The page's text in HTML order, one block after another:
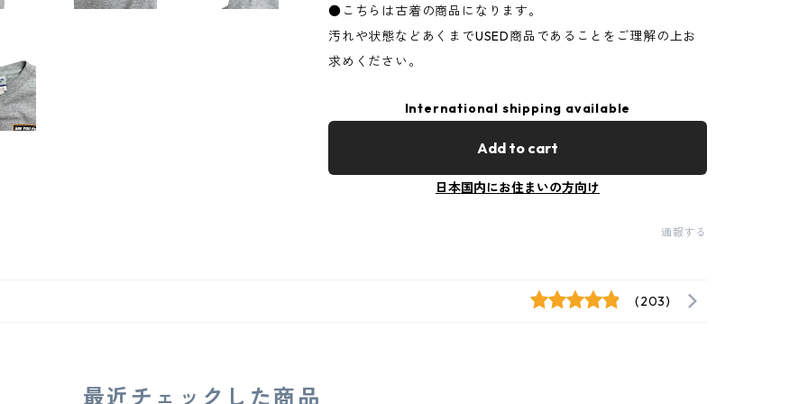
●こちらは古着の商品になります。
汚れや状態などあくまでUSED商品であることをご理解の上お
求めください。
International shipping available
Add to cart
日本国内にお住まいの方向け
通報する
(203)
最近チェックした商品